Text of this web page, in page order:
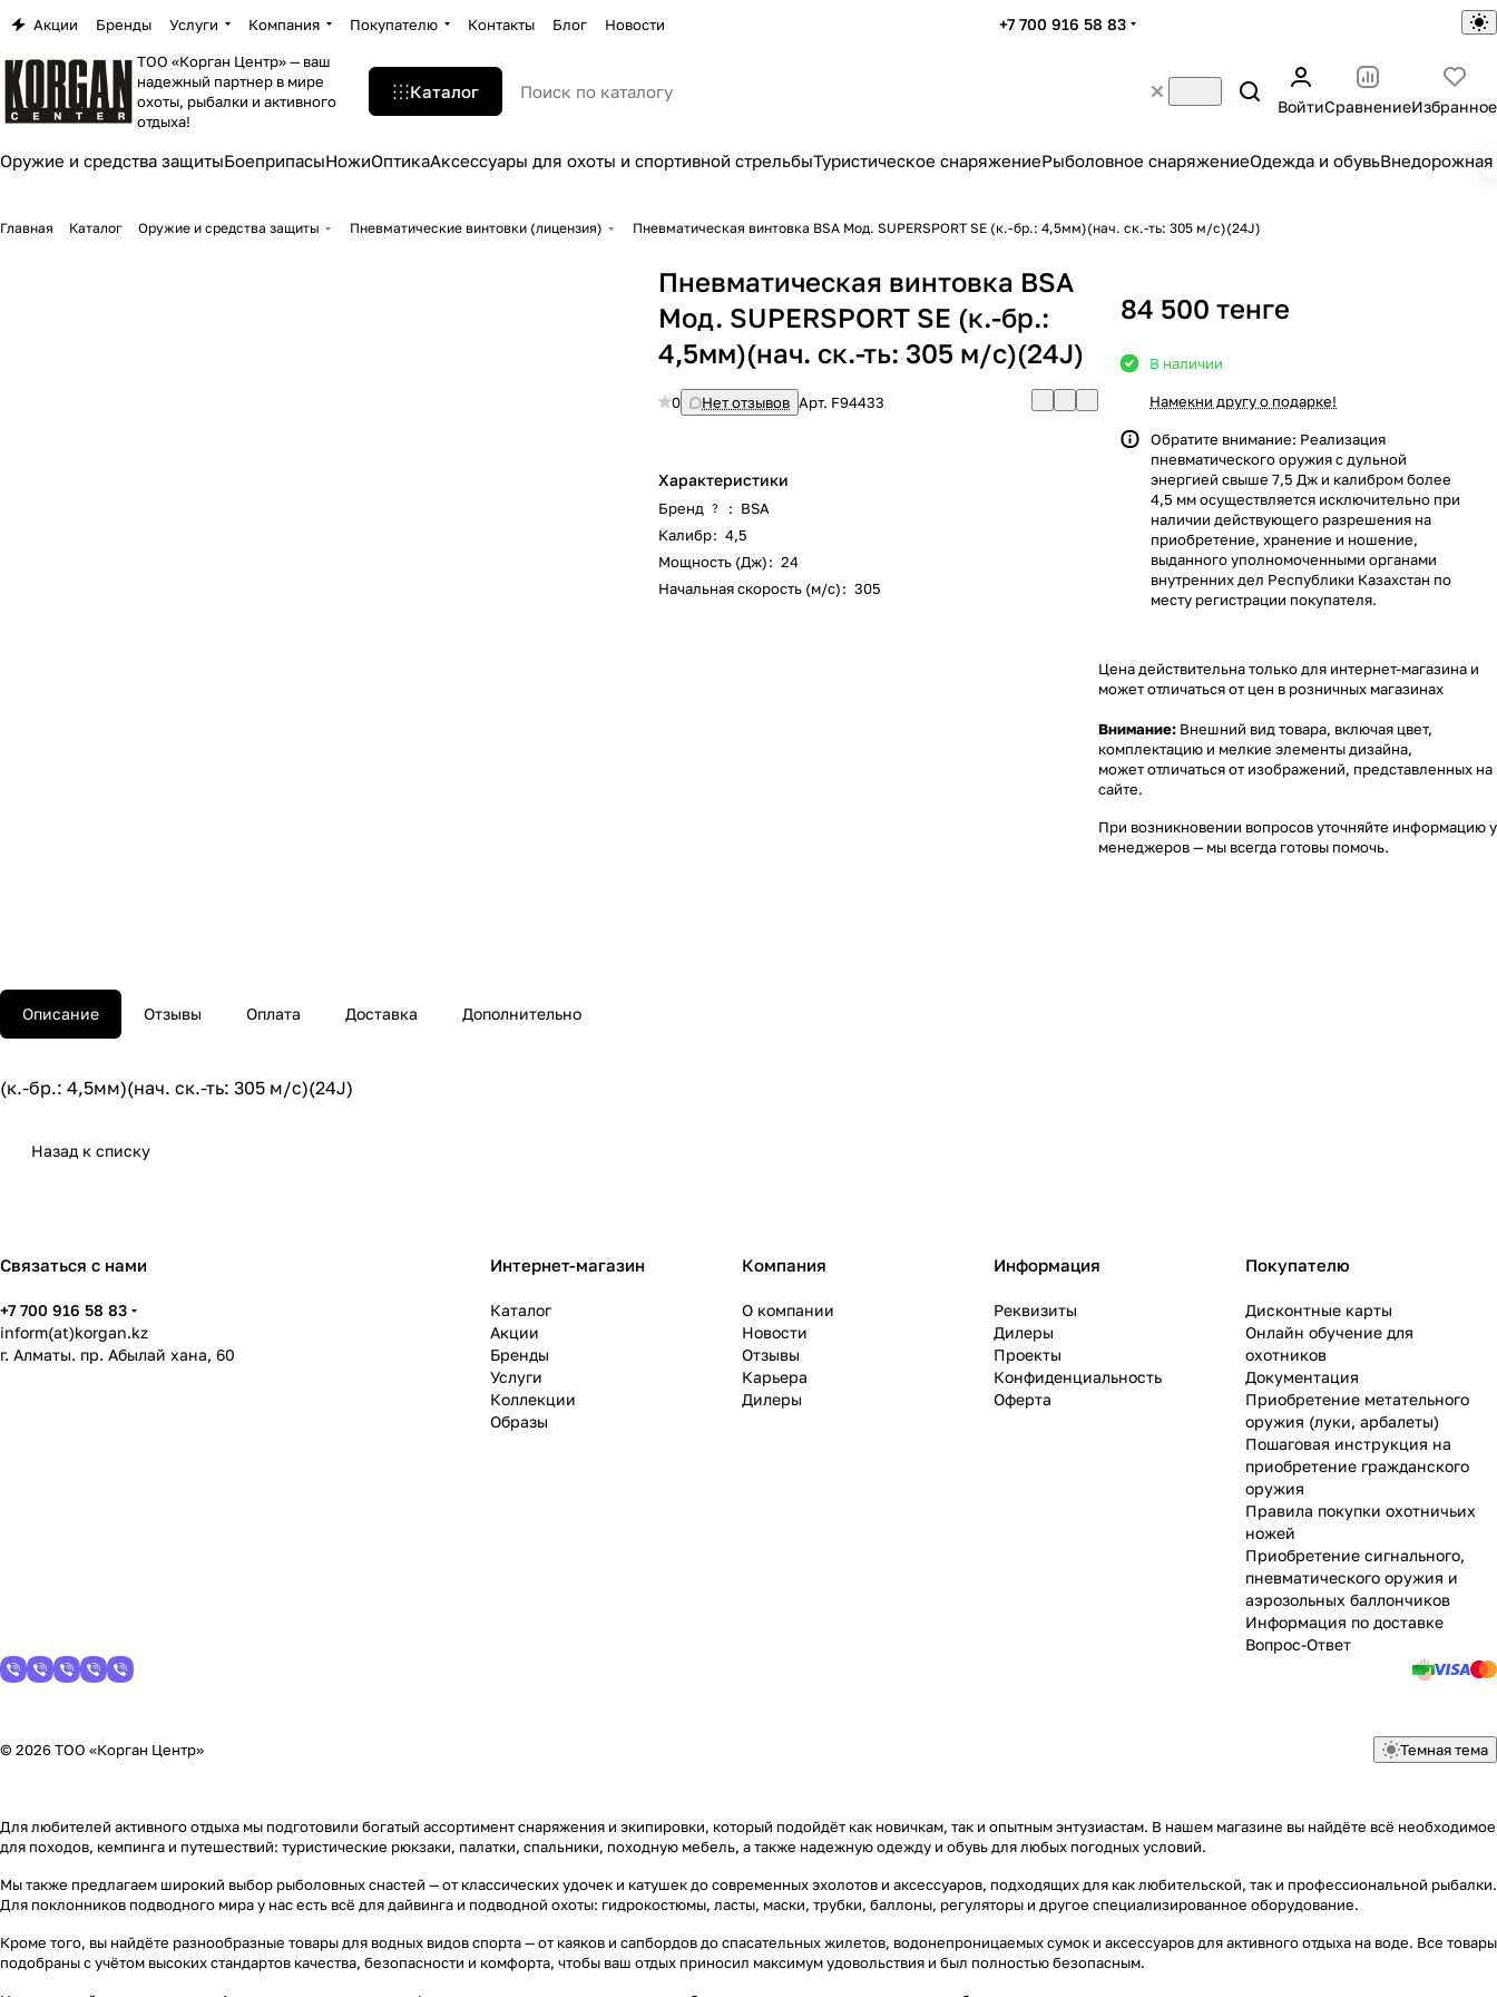
Акции Бренды Услуги Компания Покупателю Контакты Блог Новости +7 700 916 58 83
ТОО «Корган Центр» — ваш
надежный партнер в мире
охоты, рыбалки и активного
отдыха!
Каталог
ВойтиСравнениеИзбранное
Оружие и средства защитыБоеприпасыНожиОптикаАксессуары для охоты и спортивной стрельбыТуристическое снаряжениеРыболовное снаряжениеОдежда и обувьВнедорожная
Главная Каталог Оружие и средства защиты Пневматические винтовки (лицензия) Пневматическая винтовка BSA Мод. SUPERSPORT SE (к.-бр.: 4,5мм)(нач. ск.-ть: 305 м/c)(24J)
Пневматическая винтовка BSA
Мод. SUPERSPORT SE (к.-бр.:
4,5мм)(нач. ск.-ть: 305 м/c)(24J)
0 Нет отзывов Арт. F94433
Характеристики
Бренд ? : BSA
Калибр: 4,5
Мощность (Дж): 24
Начальная скорость (м/с): 305
84 500 тенге
В наличии
Намекни другу о подарке!
Обратите внимание: Реализация
пневматического оружия с дульной
энергией свыше 7,5 Дж и калибром более
4,5 мм осуществляется исключительно при
наличии действующего разрешения на
приобретение, хранение и ношение,
выданного уполномоченными органами
внутренних дел Республики Казахстан по
месту регистрации покупателя.
Цена действительна только для интернет-магазина и
может отличаться от цен в розничных магазинах
Внимание: Внешний вид товара, включая цвет,
комплектацию и мелкие элементы дизайна,
может отличаться от изображений, представленных на
сайте.
При возникновении вопросов уточняйте информацию у
менеджеров— мы всегда готовы помочь.
Описание Отзывы Оплата Доставка Дополнительно
(к.-бр.: 4,5мм)(нач. ск.-ть: 305 м/c)(24J)
Назад к списку
Связаться с нами
+7 700 916 58 83
inform(at)korgan.kz
г. Алматы. пр. Абылай хана, 60
Интернет-магазин
Каталог
Акции
Бренды
Услуги
Коллекции
Образы
Компания
О компании
Новости
Отзывы
Карьера
Дилеры
Информация
Реквизиты
Дилеры
Проекты
Конфиденциальность
Оферта
Покупателю
Дисконтные карты
Онлайн обучение для
охотников
Документация
Приобретение метательного
оружия (луки, арбалеты)
Пошаговая инструкция на
приобретение гражданского
оружия
Правила покупки охотничьих
ножей
Приобретение сигнального,
пневматического оружия и
аэрозольных баллончиков
Информация по доставке
Вопрос-Ответ
© 2026 ТОО «Корган Центр» Темная тема
Для любителей активного отдыха мы подготовили богатый ассортимент снаряжения и экипировки, который подойдёт как новичкам, так и опытным энтузиастам. В нашем магазине вы найдёте всё необходимое
для походов, кемпинга и путешествий: туристические рюкзаки, палатки, спальники, походную мебель, а также надежную одежду и обувь для любых погодных условий.
Мы также предлагаем широкий выбор рыболовных снастей — от классических удочек и катушек до современных эхолотов и аксессуаров, подходящих для как любительской, так и профессиональной рыбалки.
Для поклонников подводного мира у нас есть всё для дайвинга и подводной охоты: гидрокостюмы, ласты, маски, трубки, баллоны, регуляторы и другое специализированное оборудование.
Кроме того, вы найдёте разнообразные товары для водных видов спорта — от каяков и сапбордов до спасательных жилетов, водонепроницаемых сумок и аксессуаров для активного отдыха на воде. Все товары
подобраны с учётом высоких стандартов качества, безопасности и комфорта, чтобы ваш отдых приносил максимум удовольствия и был полностью безопасным.